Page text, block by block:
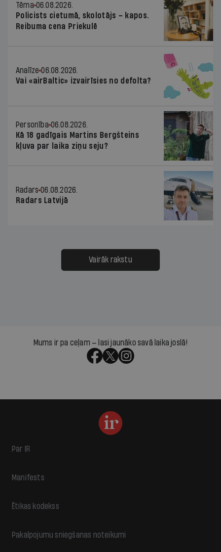
Tēma 06.08.2026.
Policists cietumā, skolotājs – kapos.
Reibuma cena Priekulē
Analīze 06.08.2026.
Vai «airBaltic» izvairīsies no defolta?
Personība 06.08.2026.
Kā 18 gadīgais Martins Bergšteins
kļuva par laika ziņu seju?
Radars 06.08.2026.
Radars Latvijā
Vairāk rakstu
Mums ir pa ceļam — lasi jaunāko savā laika joslā!
Par IR
Manifests
Ētikas kodekss
Pakalpojumu sniegšanas noteikumi